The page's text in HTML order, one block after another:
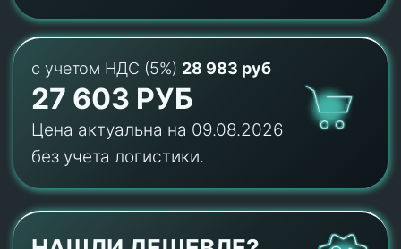
с учетом НДС (5%) 28 983 руб
27 603 РУБ
Цена актуальна на 09.08.2026
без учета логистики.